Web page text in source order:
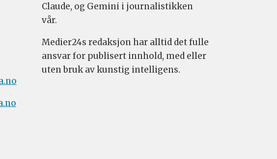
Claude, og Gemini i journalistikken
vår.
Medier24s redaksjon har alltid det fulle
ansvar for publisert innhold, med eller
uten bruk av kunstig intelligens.